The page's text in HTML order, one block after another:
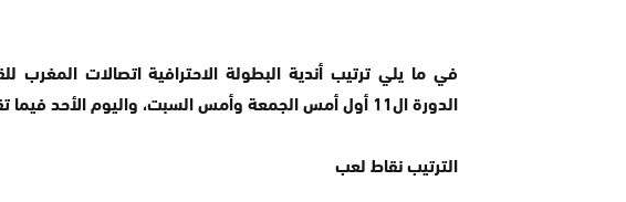
في ما يلي ترتيب أندية البطولة الاحترافية اتصالات المغرب
الدورة ال11 أول أمس الجمعة وأمس السبت، واليوم الأحد فيما تقام باقي اللقاءات غدا الاثنين:
الترتيب نقاط لعب